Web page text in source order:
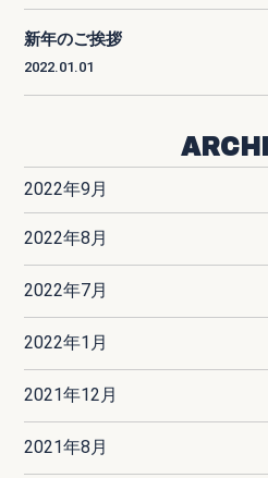
新年のご挨拶
2022.01.01
2022年9月
2022年8月
2022年7月
2022年1月
2021年12月
2021年8月